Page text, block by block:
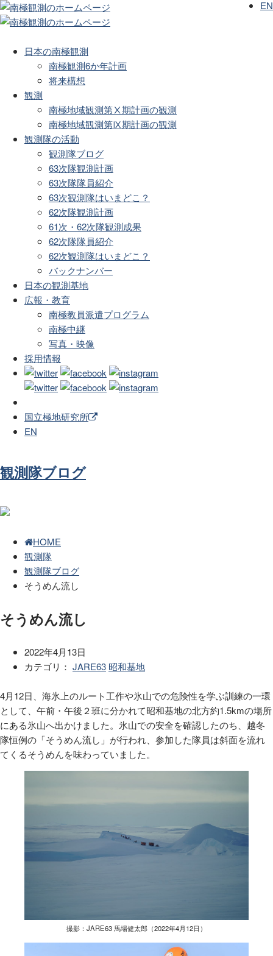
日本の南極観測
南極観測6か年計画
将来構想
観測
南極地域観測第Ⅹ期計画の観測
南極地域観測第Ⅸ期計画の観測
観測隊の活動
観測隊ブログ
63次隊観測計画
63次隊隊員紹介
63次観測隊はいまどこ？
62次隊観測計画
61次・62次隊観測成果
62次隊隊員紹介
62次観測隊はいまどこ？
バックナンバー
日本の観測基地
広報・教育
南極教員派遣プログラム
南極中継
写真・映像
採用情報
国立極地研究所
EN
EN
観測隊ブログ
HOME
観測隊
観測隊ブログ
そうめん流し
そうめん流し
2022年4月13日
カテゴリ： JARE63 昭和基地
4月12日、海氷上のルート工作や氷山での危険性を学ぶ訓練の一環
として、午前・午後２班に分かれて昭和基地の北方約1.5kmの場所
にある氷山へ出かけました。氷山での安全を確認したのち、越冬
隊恒例の「そうめん流し」が行われ、参加した隊員は斜面を流れ
てくるそうめんを味わっていました。
撮影：JARE63 馬場健太郎（2022年4月12日）